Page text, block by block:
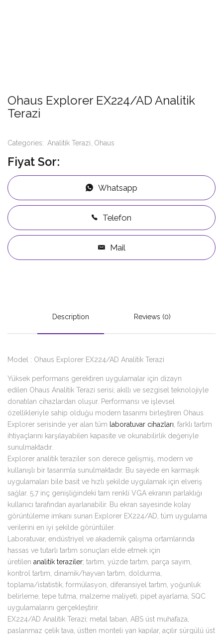
Ohaus Explorer EX224/AD Analitik
Terazi
Categories: Analitik Terazi Ohaus
Fiyat Sor:
Whatsapp
Telefon
Mail
Description Reviews (0)
Model : Ohaus Explorer EX224/AD Analitik Terazi
Yüksek performans gerektiren uygulamalar için dizayn
edilen Ohaus Analitik Terazi serisi; akıllı ve sezgisel teknolojiyle
donatılan cihazlardan oluşur. Performansı ve işlevsel
özellikleriyle sahip olduğu modern tasarımı birleştiren Ohaus
Explorer serisinde yer alan tüm laboratuvar cihazları , farklı tartım
ihtiyaçlarını karşılayabilen kapasite ve okunabilirlik değeriyle
sunulmaktadır.
Explorer analitik teraziler son derece gelişmiş, modern ve
kullanışlı bir tasarımla sunulmaktadır. Bu sayede en karmaşık
uygulamaları bile basit ve hızlı şekilde uygulamak için elveriş
sağlar. 5,7 inç genişliğindeki tam renkli VGA ekranın parlaklığı
kullanıcı tarafından ayarlanabilir. Bu ekran sayesinde kolay
görüntüleme imkanı sunan Explorer EX224/AD, tüm uygulama
verilerini en iyi şekilde görüntüler.
Laboratuvar, endüstriyel ve akademik çalışma ortamlarında
hassas ve tutarlı tartım sonuçları elde etmek için
üretilen analitik teraziler; tartım, yüzde tartım, parça sayım,
kontrol tartım, dinamik/hayvan tartım, doldurma,
toplama/istatistik, formülasyon, diferansiyel tartım, yoğunluk
belirleme, tepe tutma, malzeme maliyeti, pipet ayarlama, SQC
uygulamalarını gerçekleştirir.
EX224/AD Analitik Terazi; metal taban, ABS üst muhafaza,
paslanmaz çelik tava, üstten monteli yan kapılar, açılır sürgülü üst